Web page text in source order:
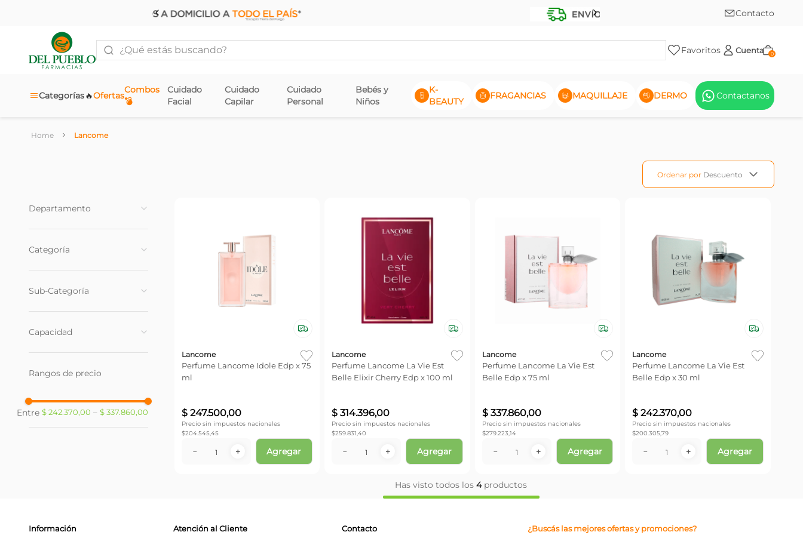
Contacto
¿Qué estás buscando?
Favoritos Cuenta 0
Categorías Ofertas
🔥
Combos
💣
Cuidado
Facial
Cuidado
Capilar
Cuidado
Personal
Bebés y
Niños
K-
BEAUTY
FRAGANCIAS MAQUILLAJE DERMO Contactanos
Lancome
Ordenar por Descuento
Departamento
Categoría
Sub-Categoría
Capacidad
30 ml (1 )
Rangos de precio
$ 242.370,00 – $ 337.860,00
Lancome
Perfume Lancome Idole Edp x 75
ml
$ 247.500,00
Precio sin impuestos nacionales
$204.545,45
＋
－ Agregar
Lancome
Perfume Lancome La Vie Est
Belle Elixir Cherry Edp x 100 ml
$ 314.396,00
Precio sin impuestos nacionales
$259.831,40
＋
－ Agregar
Lancome
Perfume Lancome La Vie Est
Belle Edp x 75 ml
$ 337.860,00
Precio sin impuestos nacionales
$279.223,14
＋
－ Agregar
Lancome
Perfume Lancome La Vie Est
Belle Edp x 30 ml
$ 242.370,00
Precio sin impuestos nacionales
$200.305,79
＋
－ Agregar
Has visto todos los4productos
Información Atención al Cliente Contacto ¿Buscás las mejores ofertas y promociones?